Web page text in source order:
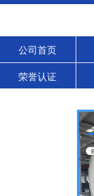
公司首页
荣誉认证